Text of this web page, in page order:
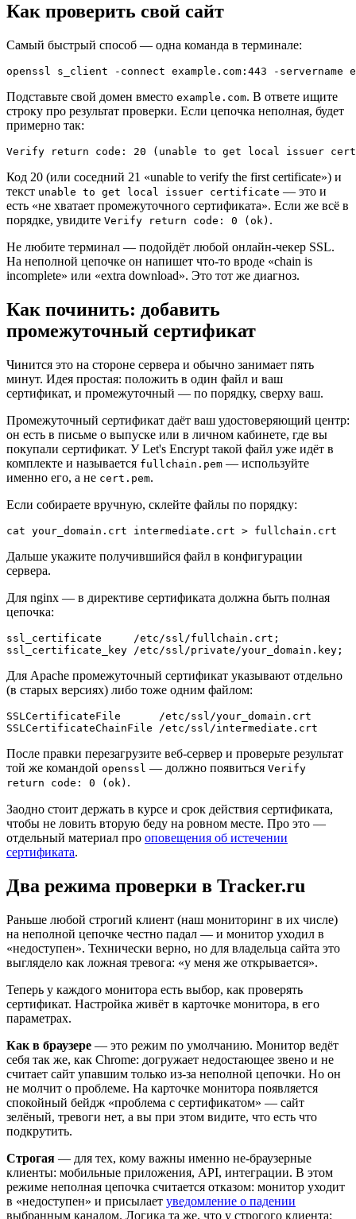
Как проверить свой сайт
Самый быстрый способ — одна команда в терминале:
Подставьте свой домен вместо example.com. В ответе ищите
строку про результат проверки. Если цепочка неполная, будет
примерно так:
Код 20 (или соседний 21 «unable to verify the first certificate») и
текст unable to get local issuer certificate — это и
есть «не хватает промежуточного сертификата». Если же всё в
порядке, увидите Verify return code: 0 (ok) .
Не любите терминал — подойдёт любой онлайн-чекер SSL.
На неполной цепочке он напишет что-то вроде «chain is
incomplete» или «extra download». Это тот же диагноз.
Как починить: добавить
промежуточный сертификат
Чинится это на стороне сервера и обычно занимает пять
минут. Идея простая: положить в один файл и ваш
сертификат, и промежуточный — по порядку, сверху ваш.
Промежуточный сертификат даёт ваш удостоверяющий центр:
он есть в письме о выпуске или в личном кабинете, где вы
покупали сертификат. У Let's Encrypt такой файл уже идёт в
комплекте и называется fullchain.pem — используйте
именно его, а не cert.pem.
Если собираете вручную, склейте файлы по порядку:
Дальше укажите получившийся файл в конфигурации
сервера.
Для nginx — в директиве сертификата должна быть полная
цепочка:
ssl_certificate     /etc/ssl/fullchain.crt;
Для Apache промежуточный сертификат указывают отдельно
(в старых версиях) либо тоже одним файлом:
SSLCertificateFile      /etc/ssl/your_domain.crt
После правки перезагрузите веб-сервер и проверьте результат
той же командой openssl — должно появиться Verify
return code: 0 (ok) .
Заодно стоит держать в курсе и срок действия сертификата,
чтобы не ловить вторую беду на ровном месте. Про это —
отдельный материал про оповещения об истечении
сертификата.
Два режима проверки в Tracker.ru
Раньше любой строгий клиент (наш мониторинг в их числе)
на неполной цепочке честно падал — и монитор уходил в
«недоступен». Технически верно, но для владельца сайта это
выглядело как ложная тревога: «у меня же открывается».
Теперь у каждого монитора есть выбор, как проверять
сертификат. Настройка живёт в карточке монитора, в его
параметрах.
Как в браузере — это режим по умолчанию. Монитор ведёт
себя так же, как Chrome: догружает недостающее звено и не
считает сайт упавшим только из-за неполной цепочки. Но он
не молчит о проблеме. На карточке монитора появляется
спокойный бейдж «проблема с сертификатом» — сайт
зелёный, тревоги нет, а вы при этом видите, что есть что
подкрутить.
Строгая — для тех, кому важны именно не-браузерные
клиенты: мобильные приложения, API, интеграции. В этом
режиме неполная цепочка считается отказом: монитор уходит
в «недоступен» и присылает уведомление о падении
выбранным каналом. Логика та же, что у строгого клиента: